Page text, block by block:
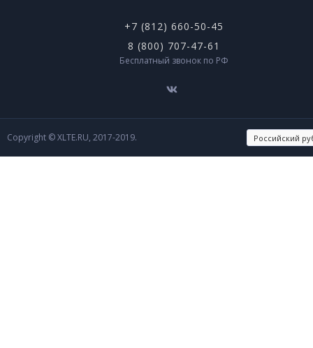
+7 (812) 660-50-45
8 (800) 707-47-61
Бесплатный звонок по РФ
Copyright © XLTE.RU, 2017-2019.